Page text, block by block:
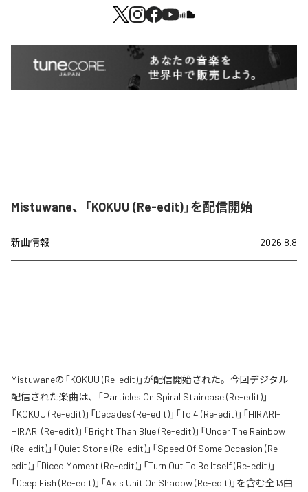
Mistuwane、「KOKUU (Re-edit)」を配信開始
新曲情報 2026.8.8
Mistuwaneの「KOKUU (Re-edit)」が配信開始された。今回デジタル
配信された楽曲は、「Particles On Spiral Staircase (Re-edit)」
「KOKUU (Re-edit)」「Decades (Re-edit)」「To 4 (Re-edit)」「HIRARI-
HIRARI (Re-edit)」「Bright Than Blue (Re-edit)」「Under The Rainbow
(Re-edit)」「Quiet Stone (Re-edit)」「Speed Of Some Occasion (Re-
edit)」「Diced Moment (Re-edit)」「Turn Out To Be Itself (Re-edit)」
「Deep Fish (Re-edit)」「Axis Unit On Shadow (Re-edit)」を含む全13曲